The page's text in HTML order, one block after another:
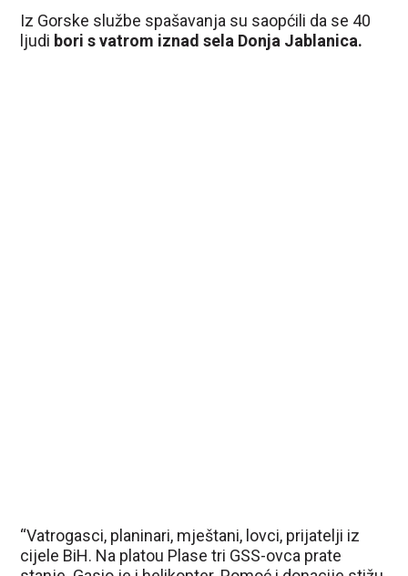
Iz Gorske službe spašavanja su saopćili da se 40
ljudi bori s vatrom iznad sela Donja Jablanica.
“Vatrogasci, planinari, mještani, lovci, prijatelji iz
cijele BiH. Na platou Plase tri GSS-ovca prate